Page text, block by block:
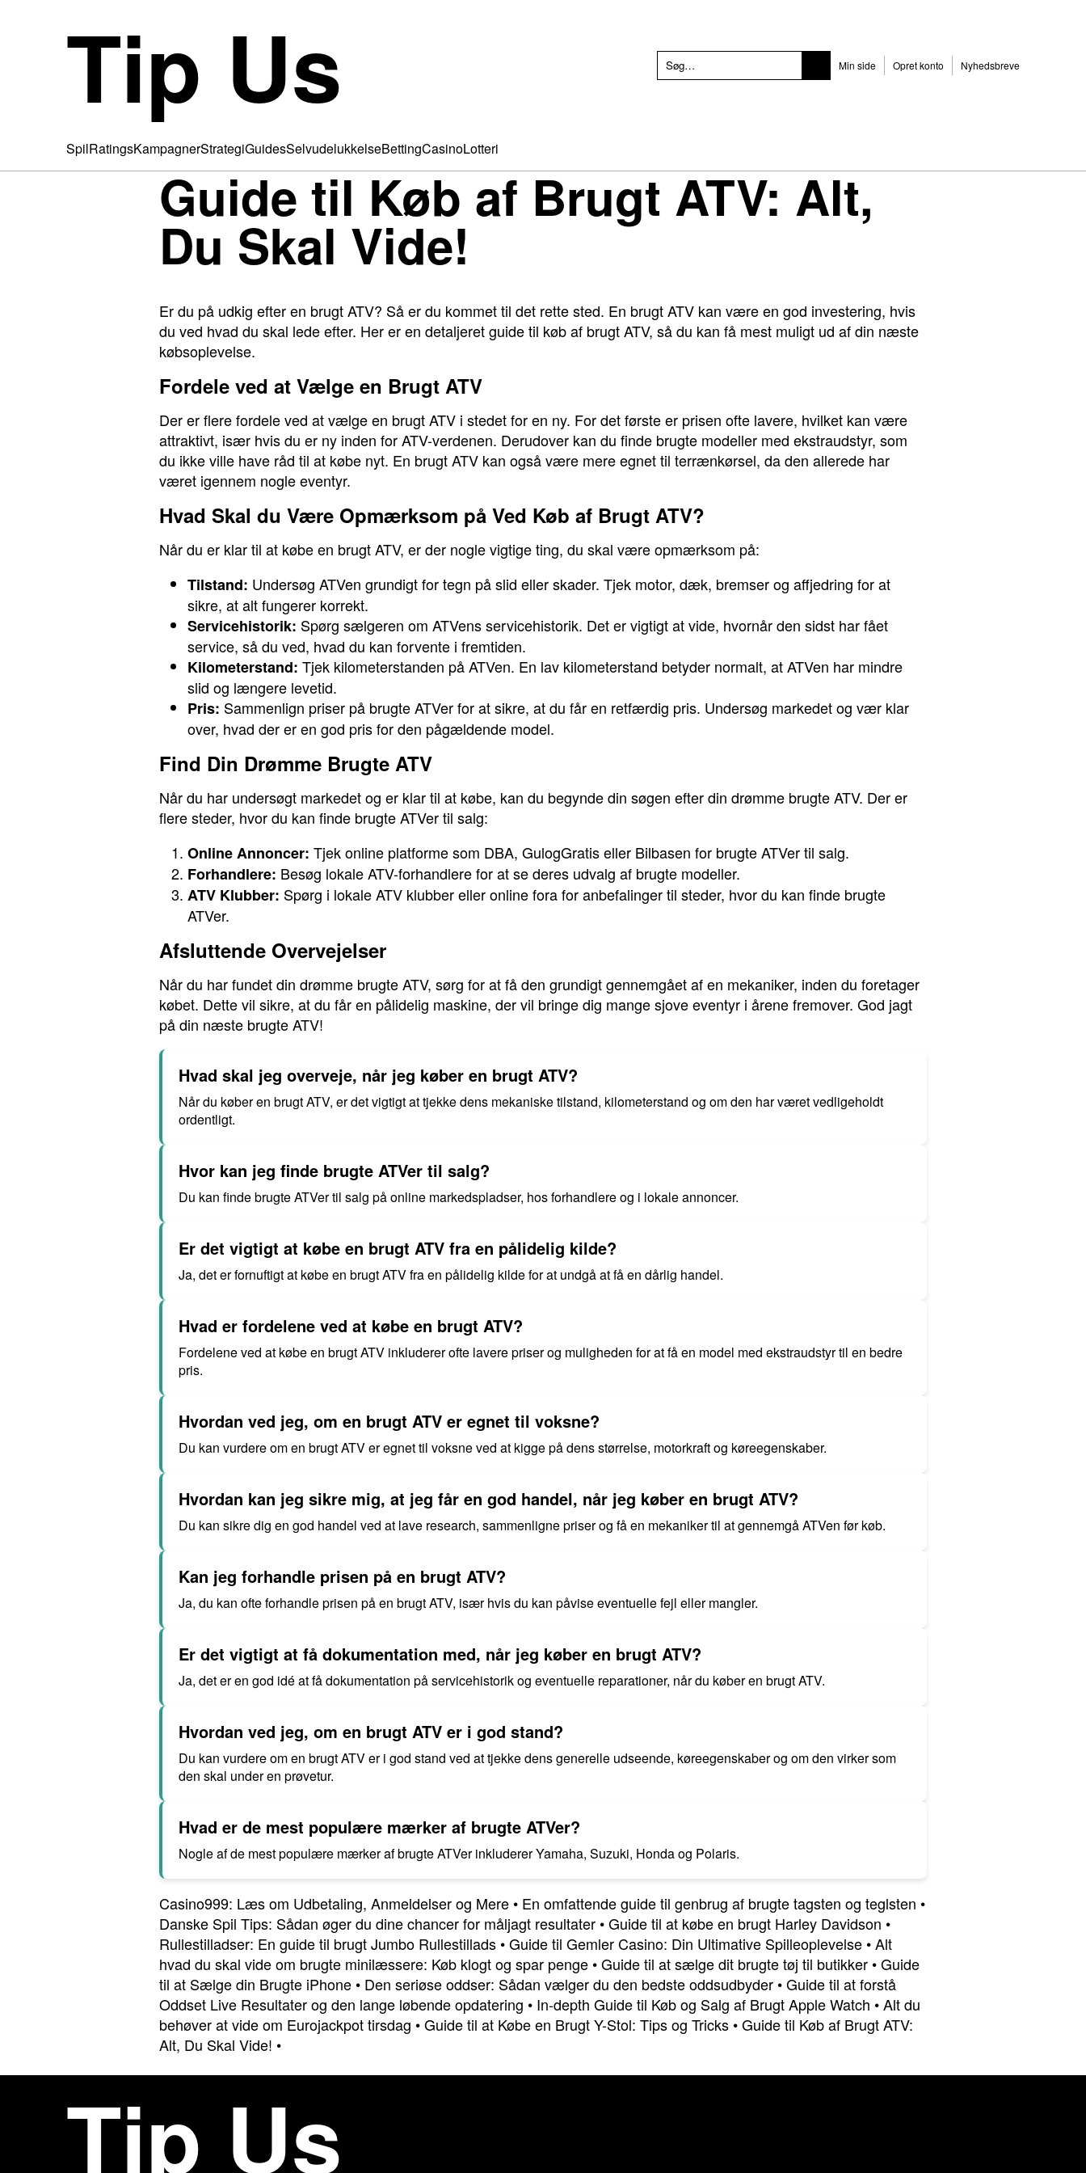
Tip Us Min side Opret konto Nyhedsbreve
SpilRatingsKampagnerStrategiGuidesSelvudelukkelseBettingCasinoLotteri
Guide til Køb af Brugt ATV: Alt,
Du Skal Vide!
Er du på udkig efter en brugt ATV? Så er du kommet til det rette sted. En brugt ATV kan være en god investering, hvis
du ved hvad du skal lede efter. Her er en detaljeret guide til køb af brugt ATV, så du kan få mest muligt ud af din næste
købsoplevelse.
Fordele ved at Vælge en Brugt ATV
Der er flere fordele ved at vælge en brugt ATV i stedet for en ny. For det første er prisen ofte lavere, hvilket kan være
attraktivt, især hvis du er ny inden for ATV-verdenen. Derudover kan du finde brugte modeller med ekstraudstyr, som
du ikke ville have råd til at købe nyt. En brugt ATV kan også være mere egnet til terrænkørsel, da den allerede har
været igennem nogle eventyr.
Hvad Skal du Være Opmærksom på Ved Køb af Brugt ATV?
Når du er klar til at købe en brugt ATV, er der nogle vigtige ting, du skal være opmærksom på:
Tilstand: Undersøg ATVen grundigt for tegn på slid eller skader. Tjek motor, dæk, bremser og affjedring for at
sikre, at alt fungerer korrekt.
Servicehistorik: Spørg sælgeren om ATVens servicehistorik. Det er vigtigt at vide, hvornår den sidst har fået
service, så du ved, hvad du kan forvente i fremtiden.
Kilometerstand: Tjek kilometerstanden på ATVen. En lav kilometerstand betyder normalt, at ATVen har mindre
slid og længere levetid.
Pris: Sammenlign priser på brugte ATVer for at sikre, at du får en retfærdig pris. Undersøg markedet og vær klar
over, hvad der er en god pris for den pågældende model.
Find Din Drømme Brugte ATV
Når du har undersøgt markedet og er klar til at købe, kan du begynde din søgen efter din drømme brugte ATV. Der er
flere steder, hvor du kan finde brugte ATVer til salg:
Online Annoncer: Tjek online platforme som DBA, GulogGratis eller Bilbasen for brugte ATVer til salg.
Forhandlere: Besøg lokale ATV-forhandlere for at se deres udvalg af brugte modeller.
ATV Klubber: Spørg i lokale ATV klubber eller online fora for anbefalinger til steder, hvor du kan finde brugte
ATVer.
Afsluttende Overvejelser
Når du har fundet din drømme brugte ATV, sørg for at få den grundigt gennemgået af en mekaniker, inden du foretager
købet. Dette vil sikre, at du får en pålidelig maskine, der vil bringe dig mange sjove eventyr i årene fremover. God jagt
på din næste brugte ATV!
Hvad skal jeg overveje, når jeg køber en brugt ATV?
Når du køber en brugt ATV, er det vigtigt at tjekke dens mekaniske tilstand, kilometerstand og om den har været vedligeholdt
ordentligt.
Hvor kan jeg finde brugte ATVer til salg?
Du kan finde brugte ATVer til salg på online markedspladser, hos forhandlere og i lokale annoncer.
Er det vigtigt at købe en brugt ATV fra en pålidelig kilde?
Ja, det er fornuftigt at købe en brugt ATV fra en pålidelig kilde for at undgå at få en dårlig handel.
Hvad er fordelene ved at købe en brugt ATV?
Fordelene ved at købe en brugt ATV inkluderer ofte lavere priser og muligheden for at få en model med ekstraudstyr til en bedre
pris.
Hvordan ved jeg, om en brugt ATV er egnet til voksne?
Du kan vurdere om en brugt ATV er egnet til voksne ved at kigge på dens størrelse, motorkraft og køreegenskaber.
Hvordan kan jeg sikre mig, at jeg får en god handel, når jeg køber en brugt ATV?
Du kan sikre dig en god handel ved at lave research, sammenligne priser og få en mekaniker til at gennemgå ATVen før køb.
Kan jeg forhandle prisen på en brugt ATV?
Ja, du kan ofte forhandle prisen på en brugt ATV, især hvis du kan påvise eventuelle fejl eller mangler.
Er det vigtigt at få dokumentation med, når jeg køber en brugt ATV?
Ja, det er en god idé at få dokumentation på servicehistorik og eventuelle reparationer, når du køber en brugt ATV.
Hvordan ved jeg, om en brugt ATV er i god stand?
Du kan vurdere om en brugt ATV er i god stand ved at tjekke dens generelle udseende, køreegenskaber og om den virker som
den skal under en prøvetur.
Hvad er de mest populære mærker af brugte ATVer?
Nogle af de mest populære mærker af brugte ATVer inkluderer Yamaha, Suzuki, Honda og Polaris.
Casino999: Læs om Udbetaling, Anmeldelser og Mere • En omfattende guide til genbrug af brugte tagsten og teglsten •
Danske Spil Tips: Sådan øger du dine chancer for måljagt resultater •Guide til at købe en brugt Harley Davidson •
Rullestilladser: En guide til brugt Jumbo Rullestillads •Guide til Gemler Casino: Din Ultimative Spilleoplevelse •Alt
hvad du skal vide om brugte minilæssere: Køb klogt og spar penge •Guide til at sælge dit brugte tøj til butikker •Guide
til at Sælge din Brugte iPhone • Den seriøse oddser: Sådan vælger du den bedste oddsudbyder •Guide til at forstå
Oddset Live Resultater og den lange løbende opdatering • In-depth Guide til Køb og Salg af Brugt Apple Watch •Alt du
behøver at vide om Eurojackpot tirsdag •Guide til at Købe en Brugt Y-Stol: Tips og Tricks •Guide til Køb af Brugt ATV:
Alt, Du Skal Vide! •
Tip Us